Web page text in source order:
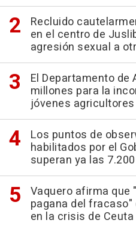
Recluido
en el centro de
agresión sexual a
El Departamento de
millones para la
jóvenes
Los puntos de
habilitados por el
superan ya las
Vaquero afirma que
pagana del fracaso"
en la crisis de Ceuta